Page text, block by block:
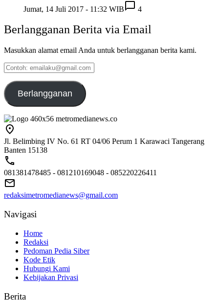
Jumat, 14 Juli 2017 - 11:32 WIB
4
Berlangganan Berita via Email
Masukkan alamat email Anda untuk berlangganan berita kami.
Contoh:
emailaku@gmail.com
Berlangganan
Jl. Belimbing IV No. 61 RT 04/06 Perum 1 Karawaci Tangerang
Banten 15138
081381478485 - 081210169048 - 085220226411
redaksimetromedianews@gmail.com
Navigasi
Home
Redaksi
Pedoman Pedia Siber
Kode Etik
Hubungi Kami
Kebijakan Privasi
Berita